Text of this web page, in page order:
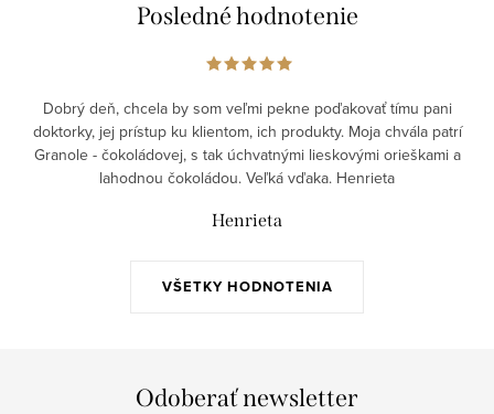
Posledné hodnotenie
VŠETKY HODNOTENIA
Dobrý deň, chcela by som veľmi pekne poďakovať tímu pani
doktorky, jej prístup ku klientom, ich produkty. Moja chvála patrí
Granole - čokoládovej, s tak úchvatnými lieskovými orieškami a
lahodnou čokoládou. Veľká vďaka. Henrieta
Henrieta
Odoberať newsletter